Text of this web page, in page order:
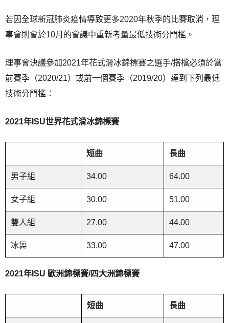
若因全球新冠肺炎疫情導致更多2020年秋季的比賽取消，理
事會則會於10月的會議中重新考量最低技術分門檻。
理事會決議參加2021年花式滑冰錦標賽之選手/搭檔必須於當
前賽季（2020/21）或前一個賽季（2019/20）達到下列最低
技術分門檻：
2021年 ISU世界花式滑冰錦標賽
短曲 長曲
男子組 34.00 64.00
女子組 30.00 51.00
雙人組 27.00 44.00
冰舞 33.00 47.00
2021年 ISU 歐洲錦標賽/四大洲錦標賽
短曲 長曲